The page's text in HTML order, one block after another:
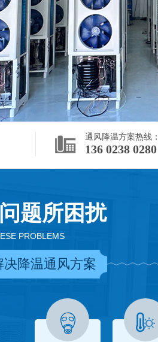
通风降温方案热线：
136 0238 0280
题所困扰
PROBLEMS
降温通风方案